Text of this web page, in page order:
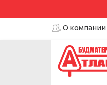
О компании